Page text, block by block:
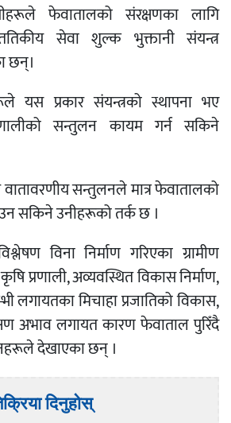
फेवातालको संरक्षणका लागि
सेवा शुल्क भुक्तानी संयन्त्र
छन्।
यस प्रकार संयन्त्रको स्थापना भए
सन्तुलन कायम गर्न सकिने
वातावरणीय सन्तुलनले मात्र फेवातालको
सकिने उनीहरूको तर्क छ ।
विना निर्माण गरिएका ग्रामीण
प्रणाली, अव्यवस्थित विकास निर्माण,
लगायतका मिचाहा प्रजातिको विकास,
अभाव लगायत कारण फेवाताल पुरिँदै
देखाएका छन् ।
दिनुहोस्